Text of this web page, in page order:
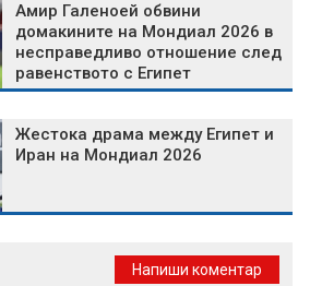
Амир Галеноей обвини
домакините на Мондиал 2026 в
несправедливо отношение след
равенството с Египет
Жестока драма между Египет и
Иран на Мондиал 2026
Напиши коментар